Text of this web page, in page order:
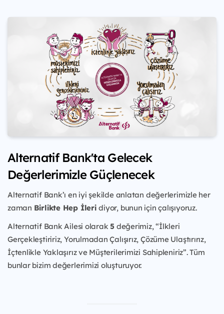
Alternatif Bank'ta Gelecek
Değerlerimizle Güçlenecek
Alternatif Bank’ı en iyi şekilde anlatan değerlerimizle her
zaman Birlikte Hep İleridiyor, bunun için çalışıyoruz.
Alternatif Bank Ailesi olarak5 değerimiz, “İlkleri
Gerçekleştiririz, Yorulmadan Çalışırız, Çözüme Ulaştırırız,
İçtenlikle Yaklaşırız ve Müşterilerimizi Sahipleniriz”. Tüm
bunlar bizim değerlerimizi oluşturuyor.